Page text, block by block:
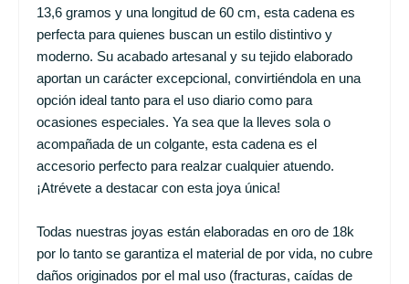
13,6 gramos y una longitud de 60 cm, esta cadena es
perfecta para quienes buscan un estilo distintivo y
moderno. Su acabado artesanal y su tejido elaborado
aportan un carácter excepcional, convirtiéndola en una
opción ideal tanto para el uso diario como para
ocasiones especiales. Ya sea que la lleves sola o
acompañada de un colgante, esta cadena es el
accesorio perfecto para realzar cualquier atuendo.
¡Atrévete a destacar con esta joya única!
Todas nuestras joyas están elaboradas en oro de 18k
por lo tanto se garantiza el material de por vida, no cubre
daños originados por el mal uso (fracturas, caídas de